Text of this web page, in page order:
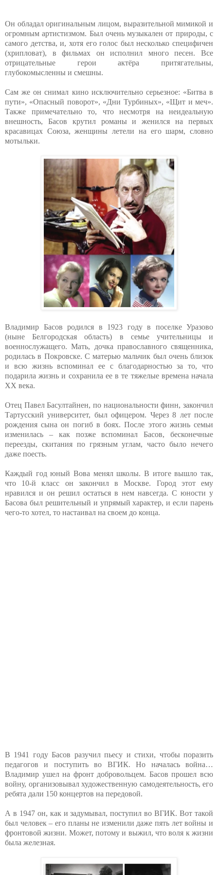
Он обладал оригинальным лицом, выразительной мимикой и
огромным артистизмом. Был очень музыкален от природы, с
самого детства, и, хотя его голос был несколько специфичен
(хрипловат), в фильмах он исполнил много песен. Все
отрицательные герои актёра притягательны,
глубокомысленны и смешны.
Сам же он снимал кино исключительно серьезное: «Битва в
пути», «Опасный поворот», «Дни Турбиных», «Щит и меч».
Также примечательно то, что несмотря на неидеальную
внешность, Басов крутил романы и женился на первых
красавицах Союза, женщины летели на его шарм, словно
мотыльки.
Владимир Басов родился в 1923 году в поселке Уразово
(ныне Белгородская область) в семье учительницы и
военнослужащего. Мать, дочка православного священника,
родилась в Покровске. С матерью мальчик был очень близок
и всю жизнь вспоминал ее с благодарностью за то, что
подарила жизнь и сохранила ее в те тяжелые времена начала
ХХ века.
Отец Павел Басултайнен, по национальности финн, закончил
Тартусский университет, был офицером. Через 8 лет после
рождения сына он погиб в боях. После этого жизнь семьи
изменилась – как позже вспоминал Басов, бесконечные
переезды, скитания по грязным углам, часто было нечего
даже поесть.
Каждый год юный Вова менял школы. В итоге вышло так,
что 10-й класс он закончил в Москве. Город этот ему
нравился и он решил остаться в нем навсегда. С юности у
Басова был решительный и упрямый характер, и если парень
чего-то хотел, то настаивал на своем до конца.
В 1941 году Басов разучил пьесу и стихи, чтобы поразить
педагогов и поступить во ВГИК. Но началась война…
Владимир ушел на фронт добровольцем. Басов прошел всю
войну, организовывал художественную самодеятельность, его
ребята дали 150 концертов на передовой.
А в 1947 он, как и задумывал, поступил во ВГИК. Вот такой
был человек – его планы не изменили даже пять лет войны и
фронтовой жизни. Может, потому и выжил, что воля к жизни
была железная.